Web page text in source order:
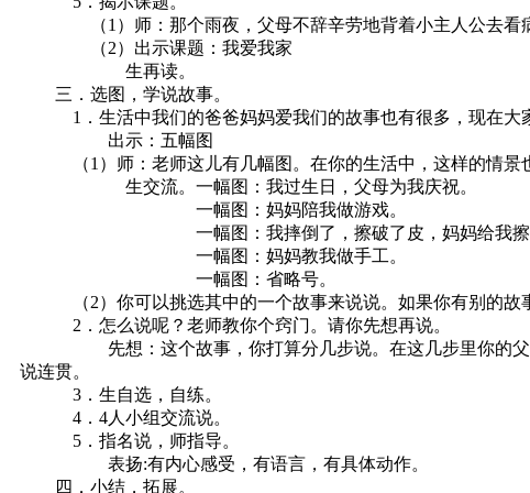
（1）师：那个雨夜，父母不辞辛劳地背着小主人公去看病
（2）出示课题：我爱我家
生再读。
三．选图，学说故事。
1．生活中我们的爸爸妈妈爱我们的故事也有很多，现在大家
出示：五幅图
（1）师：老师这儿有几幅图。在你的生活中，这样的情景
生交流。一幅图：我过生日，父母为我庆祝。
一幅图：妈妈陪我做游戏。
一幅图：我摔倒了，擦破了皮，妈妈给我擦药
一幅图：妈妈教我做手工。
一幅图：省略号。
（2）你可以挑选其中的一个故事来说说。如果你有别的故事
2．怎么说呢？老师教你个窍门。请你先想再说。
先想：这个故事，你打算分几步说。在这几步里你的父母分
说连贯。
3．生自选，自练。
4．4人小组交流说。
5．指名说，师指导。
表扬:有内心感受，有语言，有具体动作。
四．小结，拓展。